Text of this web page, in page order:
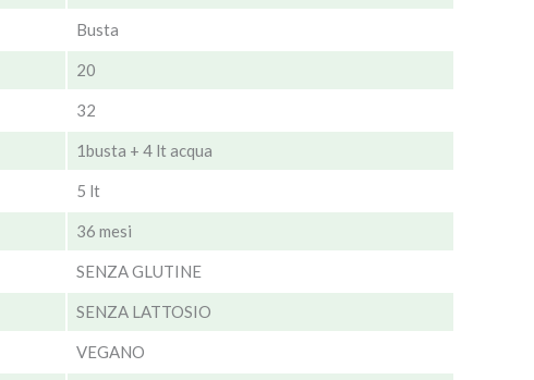
Busta
20
32
1busta + 4 lt acqua
5 lt
36 mesi
SENZA GLUTINE
SENZA LATTOSIO
VEGANO